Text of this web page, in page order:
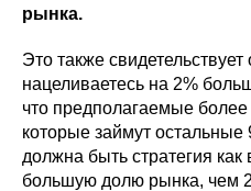
рынка.
Это также
нацеливаетесь на 2%
что предполагаемые
которые займут остальные
должна быть стратегия
большую долю рынка, чем